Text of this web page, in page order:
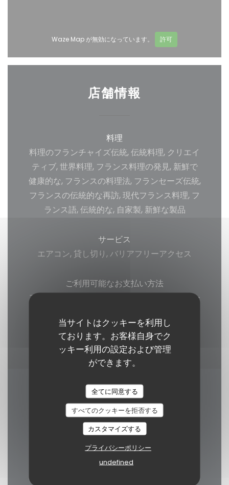
当サイトはクッキーを利用し
ております。お客様自身でク
ッキー利用の設定および管理
ができます。
全てに同意する
すべてのクッキーを拒否する
カスタマイズする
プライバシーポリシー
undefined
Waze Map が無効になっています。 許可
店舗情報
料理
料理のフランチャイズ伝統, 伝統料理, クリエイ
ティブ, 世界料理, フランス料理の発見, 新鮮で
健康的な, フランスの料理法, フランセーズ伝統,
フランスの伝統的な再訪, 現代フランス料理, フ
ランス語, 伝統的な, 自家製, 新鮮な製品
サービス
エアコン, 貸し切り, バリアフリーアクセス
ご利用可能なお支払い方法
アメックス, Amex, タッチ決済 クレジットカー
トラン (食券) , 現金, ビザ, チェック, カルトブ
ルー
営業時間
月曜日
閉じています